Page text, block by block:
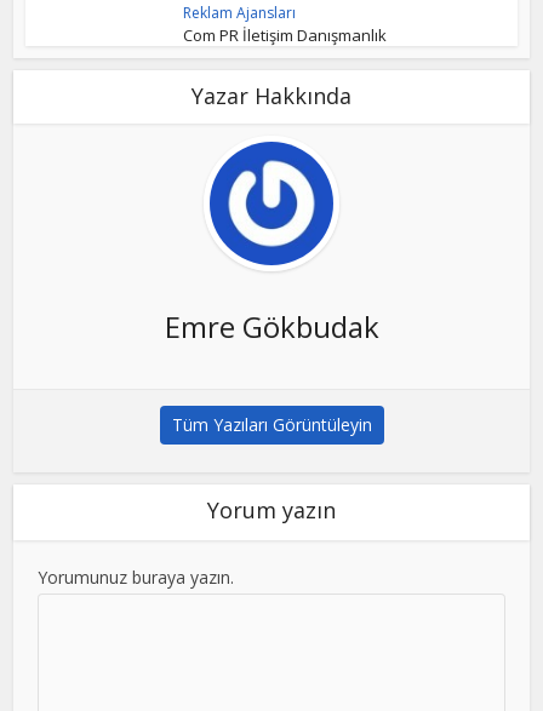
Reklam Ajansları
Com PR İletişim Danışmanlık
Yazar Hakkında
Emre Gökbudak
Tüm Yazıları Görüntüleyin
Yorum yazın
Yorumunuz buraya yazın.